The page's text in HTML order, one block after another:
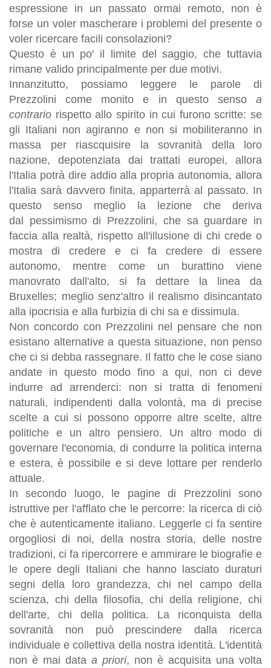
espressione in un passato ormai remoto, non è
forse un voler mascherare i problemi del presente o
voler ricercare facili consolazioni?
Questo è un po' il limite del saggio, che tuttavia
rimane valido principalmente per due motivi.
Innanzitutto, possiamo leggere le parole di
Prezzolini come monito e in questo senso a
contrario rispetto allo spirito in cui furono scritte: se
gli Italiani non agiranno e non si mobiliteranno in
massa per riascquisire la sovranità della loro
nazione, depotenziata dai trattati europei, allora
l'Italia potrà dire addio alla propria autonomia, allora
l'Italia sarà davvero finita, apparterrà al passato. In
questo senso meglio la lezione che deriva
dal pessimismo di Prezzolini, che sa guardare in
faccia alla realtà, rispetto all'illusione di chi crede o
mostra di credere e ci fa credere di essere
autonomo, mentre come un burattino viene
manovrato dall'alto, si fa dettare la linea da
Bruxelles; meglio senz'altro il realismo disincantato
alla ipocrisia e alla furbizia di chi sa e dissimula.
Non concordo con Prezzolini nel pensare che non
esistano alternative a questa situazione, non penso
che ci si debba rassegnare. Il fatto che le cose siano
andate in questo modo fino a qui, non ci deve
indurre ad arrenderci: non si tratta di fenomeni
naturali, indipendenti dalla volontà, ma di precise
scelte a cui si possono opporre altre scelte, altre
politiche e un altro pensiero. Un altro modo di
governare l'economia, di condurre la politica interna
e estera, è possibile e si deve lottare per renderlo
attuale.
In secondo luogo, le pagine di Prezzolini sono
istruttive per l'afflato che le percorre: la ricerca di ciò
che è autenticamente italiano. Leggerle ci fa sentire
orgogliosi di noi, della nostra storia, delle nostre
tradizioni, ci fa ripercorrere e ammirare le biografie e
le opere degli Italiani che hanno lasciato duraturi
segni della loro grandezza, chi nel campo della
scienza, chi della filosofia, chi della religione, chi
dell'arte, chi della politica. La riconquista della
sovranità non può prescindere dalla ricerca
individuale e collettiva della nostra identità. L'identità
non è mai data a priori, non è acquisita una volta